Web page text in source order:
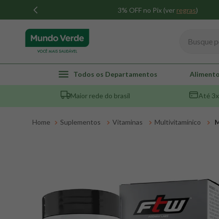
3% OFF no Pix (ver regras)
Todos os Departamentos
Maior rede do brasil Até
Suplementos Vitaminas Multivitamínico
TERMOS MAIS BUSCADOS
1º whey
2º creatina
snack proteico mundo verde
9º psyllium